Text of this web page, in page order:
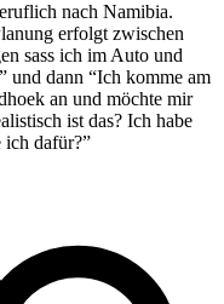
nach Namibia.
erfolgt zwischen
sass ich im Auto und
und dann “Ich komme am
an und möchte mir
ist das? Ich habe
ich dafür?”